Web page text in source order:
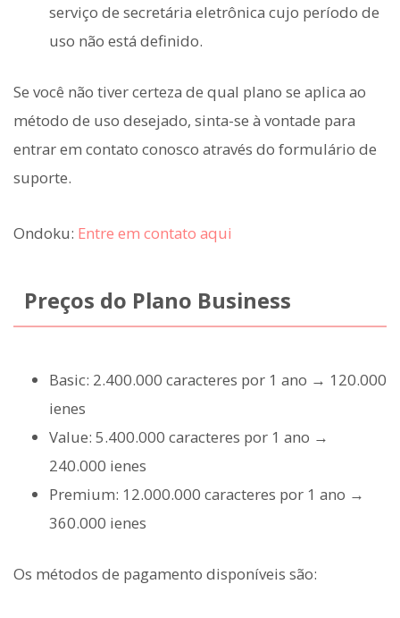
serviço de secretária eletrônica cujo período de
uso não está definido.
Se você não tiver certeza de qual plano se aplica ao
método de uso desejado, sinta-se à vontade para
entrar em contato conosco através do formulário de
suporte.
Ondoku: Entre em contato aqui
Preços do Plano Business
Basic: 2.400.000 caracteres por 1 ano → 120.000
ienes
Value: 5.400.000 caracteres por 1 ano →
240.000 ienes
Premium: 12.000.000 caracteres por 1 ano →
360.000 ienes
Os métodos de pagamento disponíveis são: